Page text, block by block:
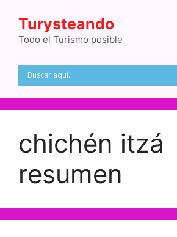
contenido
Turysteando
Todo el Turismo posible
chichén itzá
resumen